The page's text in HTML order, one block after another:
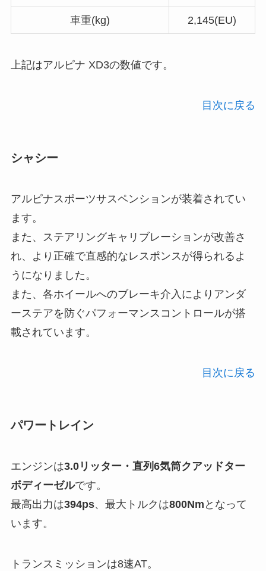
車重(kg) 2,145(EU)
上記はアルピナ XD3の数値です。
目次に戻る
シャシー
アルピナスポーツサスペンションが装着されてい
ます。
また、ステアリングキャリブレーションが改善さ
れ、より正確で直感的なレスポンスが得られるよ
うになりました。
また、各ホイールへのブレーキ介入によりアンダ
ーステアを防ぐパフォーマンスコントロールが搭
載されています。
目次に戻る
パワートレイン
エンジンは3.0リッター・直列6気筒クアッドター
ボディーゼルです。
最高出力は394ps、最大トルクは800Nm となって
います。
トランスミッションは8速AT。